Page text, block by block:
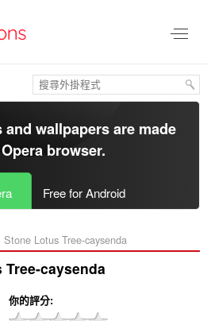
wallpapers are made
Opera browser.
Free for Android
Stone Lotus Tree-caysenda‎
caysenda
你的評分